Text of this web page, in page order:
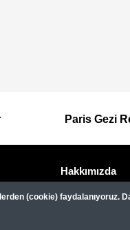
Paris Gezi
Hakkımızda
(cookie) faydalanıyoruz.